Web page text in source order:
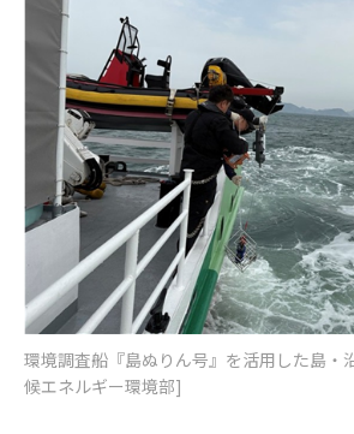
環境調査船『島ぬりん号』を活用した島・
候エネルギー環境部]